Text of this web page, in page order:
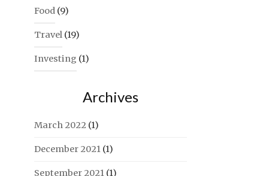
Food (9)
Travel (19)
Investing (1)
Archives
March 2022 (1)
December 2021 (1)
September 2021 (1)